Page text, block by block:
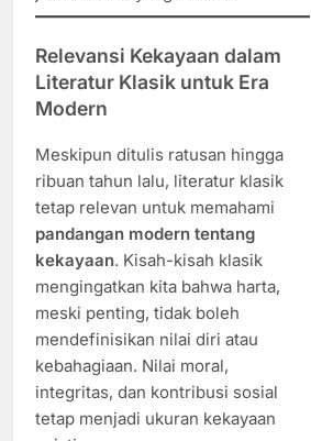
Relevansi Kekayaan dalam
Literatur Klasik untuk Era
Modern
Meskipun ditulis ratusan hingga
ribuan tahun lalu, literatur klasik
tetap relevan untuk memahami
pandangan modern tentang
kekayaan. Kisah-kisah klasik
mengingatkan kita bahwa harta,
meski penting, tidak boleh
mendefinisikan nilai diri atau
kebahagiaan. Nilai moral,
integritas, dan kontribusi sosial
tetap menjadi ukuran kekayaan